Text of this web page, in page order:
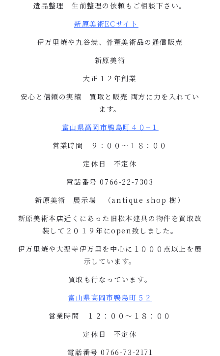
遺品整理 生前整理の依頼もご相談下さい。
新原美術EC サイト
伊万里焼や九谷焼、骨董美術品の通信販売
新原美術
大正１２年創業
安心と信頼の実績 買取と販売 両方に力を入れてい
ます。
富山県高岡市鴨島町４０ − １
営業時間 ９：００〜１８：００
定休日 不定休
電話番号 0766-22-7303
新原美術 展示場 （antique shop樹）
新原美術本店近くにあった旧松本建具の物件を買取改
装して２０１９年にopen致しました。
伊万里焼や大聖寺伊万里を中心に１０００点以上を展
示しています。
買取も行なっています。
富山県高岡市鴨島町５２
営業時間 １２：００〜１８：００
定休日 不定休
電話番号 0766-73-2171